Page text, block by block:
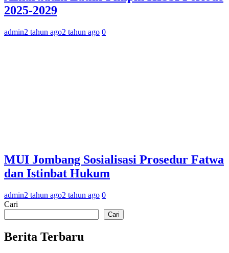
2025-2029
admin2 tahun ago2 tahun ago 0
MUI Jombang Sosialisasi Prosedur Fatwa
dan Istinbat Hukum
admin2 tahun ago2 tahun ago 0
Cari
Cari
Berita Terbaru